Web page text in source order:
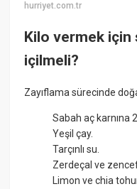
hurriyet.com.tr
Kilo vermek için
içilmeli?
Zayıflama sürecinde
Sabah aç karnına
Yeşil çay.
Tarçınlı su.
Zerdeçal ve
Limon ve chia